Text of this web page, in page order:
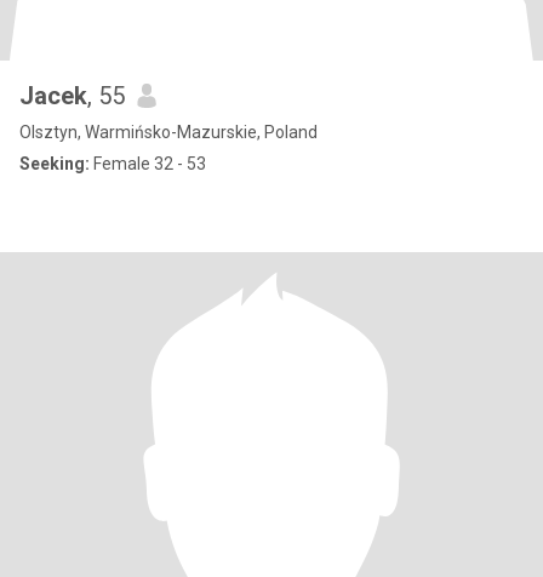
Jacek, 55
Olsztyn, Warmińsko-Mazurskie, Poland
Seeking: Female 32 - 53